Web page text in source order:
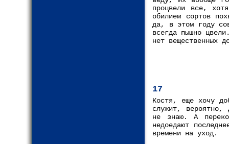
процвели все,
обилием сортов
да, в этом году
всегда пышно
нет вещественных
17
Костя, еще хочу
служит, вероятно,
не знаю. А
недоедают
времени на уход.